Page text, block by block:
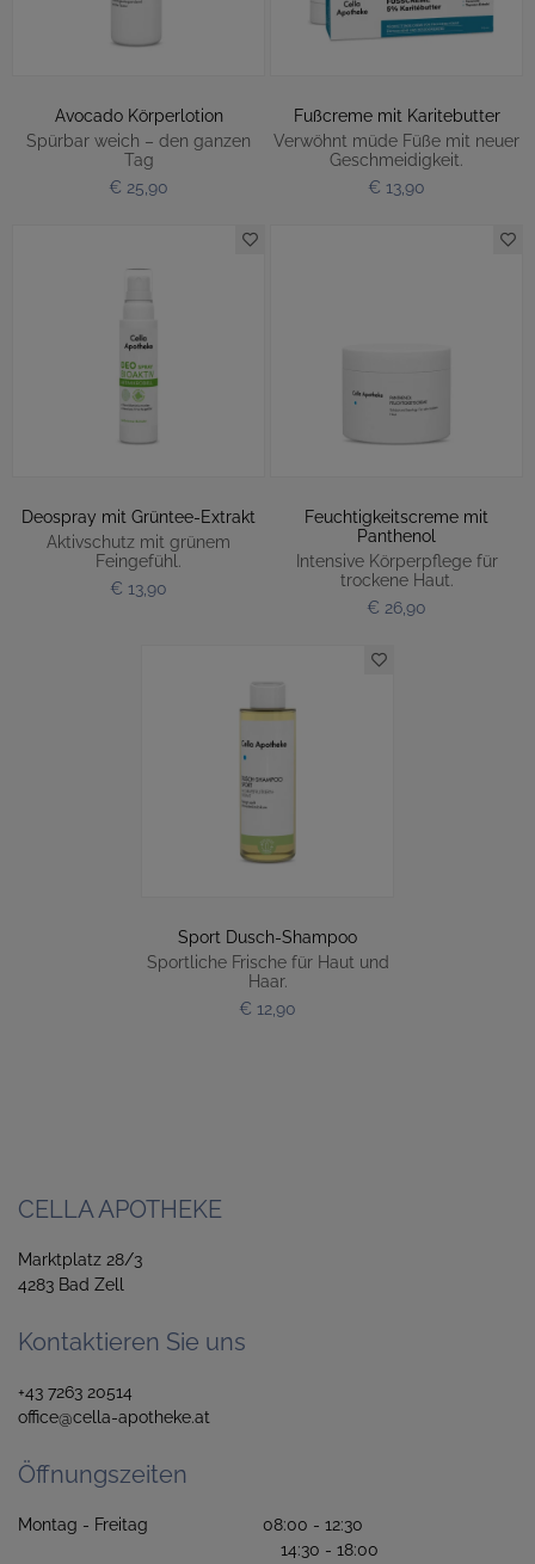
Avocado Körperlotion
Spürbar weich – den ganzen
Tag
€ 25,90
Fußcreme mit Karitebutter
Verwöhnt müde Füße mit neuer
Geschmeidigkeit.
€ 13,90
Deospray mit Grüntee-Extrakt
Aktivschutz mit grünem
Feingefühl.
€ 13,90
Feuchtigkeitscreme mit
Panthenol
Intensive Körperpflege für
trockene Haut.
€ 26,90
Sport Dusch-Shampoo
Sportliche Frische für Haut und
Haar.
€ 12,90
CELLA APOTHEKE
Marktplatz 28/3
4283 Bad Zell
Kontaktieren Sie uns
+43 7263 20514
office@cella-apotheke.at
Öffnungszeiten
Montag - Freitag 08:00 - 12:30
14:30 - 18:00